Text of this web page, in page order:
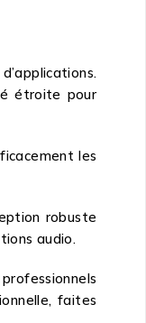
étroite pour
les
robuste
audio.
faites